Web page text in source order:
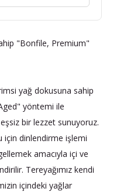
"Bonfile, Premium"
yağ dokusuna sahip
yöntemi ile
eşsiz bir lezzet sunuyoruz.
için dinlendirme işlemi
amacıyla içi ve
Tereyağımız kendi
içindeki yağlar